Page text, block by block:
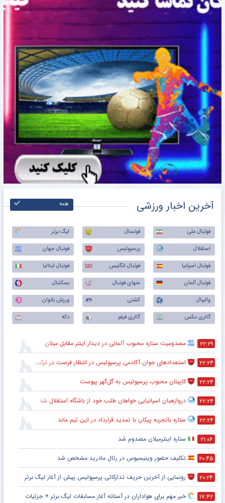
آخرین اخبار ورزشی همه
فوتبال ملی فوتسال
لیگ برتر
استقلال
پرسپولیس
فوتبال جهان
فوتبال اسپانیا
فوتبال انگلیس
فوتبال ایتالیا
فوتبال آلمان
منهای فوتبال
بسکتبال
والیبال
کشتی
ورزش بانوان
گالری عکس
گالری فیلم دکه
۲۲:۲۹ مصدومیت ستاره محبوب آلمانی در دیدار اینتر مقابل میلان
۲۲:۲۴ استعدادهای جوان آکادمی پرسپولیس در انتظار فرصت در ترکیب اصلی
۲۲:۲۴ کاپیتان محبوب پرسپولیس به گل‌گهر پیوست
۲۲:۲۴ دروازهبان اسپانیایی خواهان طلب خود از باشگاه استقلال شد
۲۲:۲۴ ستاره باتجربه پیکان با تمدید قرارداد در این تیم ماند
۲۱:۰۶ ستاره اینترمیلان مصدوم شد
۲۰:۴۵ تکلیف حضور وینیسیوس در رئال مادرید مشخص شد
۲۰:۲۴ رونمایی از آخرین حریف تدارکاتی پرسپولیس پیش از آغاز لیگ برتر
۱۷:۴۲ خبر مهم برای هواداران در آستانه آغاز مسابقات لیگ برتر + جزئیات